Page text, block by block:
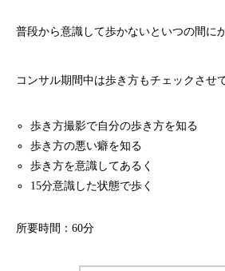
普段から意識して歩かないといつの間に
コンサル期間中は歩き方もチェックさせ
歩き方撮影で自分の歩き方を知る
歩き方の悪い癖を知る
歩き方を意識してあるく
15分意識した状態で歩く
所要時間：60分